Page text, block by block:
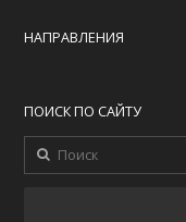
НАПРАВЛЕНИЯ
ПОИСК ПО САЙТУ